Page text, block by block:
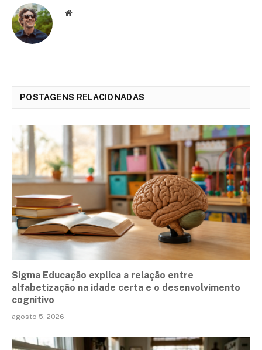
Website
POSTAGENS RELACIONADAS
Sigma Educação explica a relação entre
alfabetização na idade certa e o desenvolvimento
cognitivo
agosto 5, 2026